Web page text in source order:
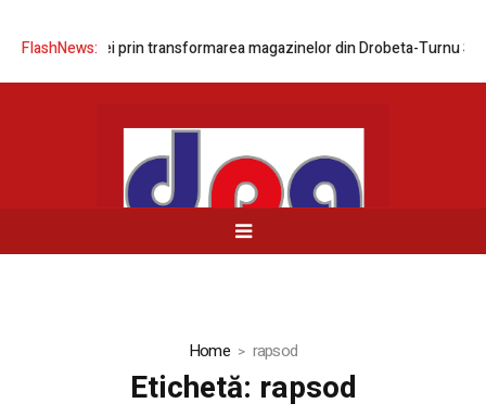
FlashNews:
rețelei prin transformarea magazinelor din Drobeta-Turnu Severin
Home rapsod
Etichetă: rapsod